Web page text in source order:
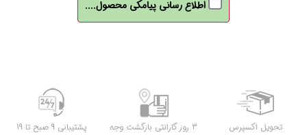
اطلاع رسانی پیامکی محصول....
تحویل اکسپرس 3 روز گارانتی بازگشت وجه پشتیبانی 9 صبح تا 19